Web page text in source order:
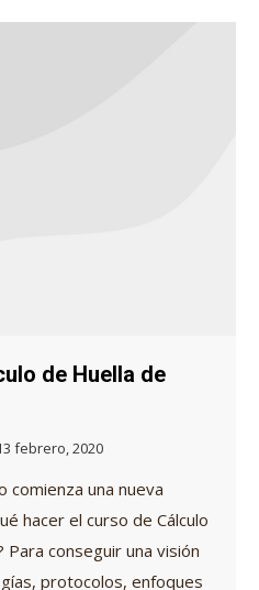
de Huella de
febrero, 2020
una nueva
hacer el curso de Cálculo
Para conseguir una visión
protocolos, enfoques